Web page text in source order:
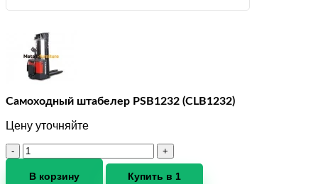
Самоходный штабелер PSB1232 (CLB1232)
Цену уточняйте
Количество
товара
Самоходный
В корзину
Купить в 1